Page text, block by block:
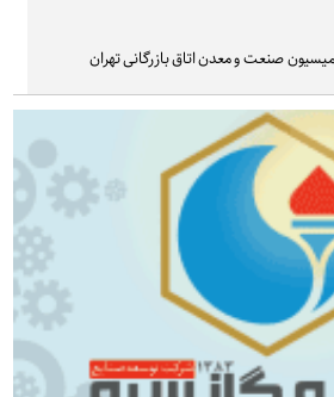
صنعت و معدن اتاق بازرگانی تهران